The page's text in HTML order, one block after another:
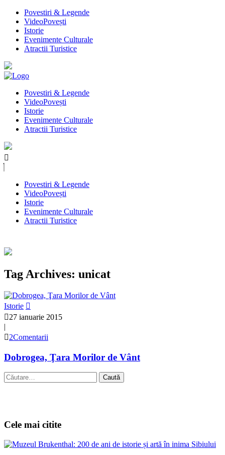
Povestiri & Legende
VideoPovești
Istorie
Evenimente Culturale
Atractii Turistice
Povestiri & Legende
VideoPovești
Istorie
Evenimente Culturale
Atractii Turistice
Povestiri & Legende
VideoPovești
Istorie
Evenimente Culturale
Atractii Turistice
Tag Archives: unicat
Istorie
27 ianuarie 2015
|
2Comentarii
Dobrogea, Ţara Morilor de Vânt
Caută
după:
Cele mai citite